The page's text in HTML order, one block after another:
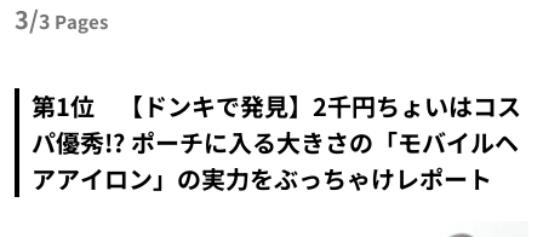
3/3 Pages
第1位 【ドンキで発見】2千円ちょいはコス
パ優秀!? ポーチに入る大きさの「モバイルヘ
アアイロン」の実力をぶっちゃけレポート